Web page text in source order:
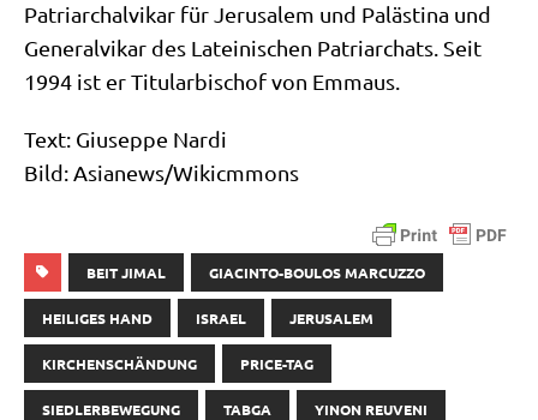
Patri­ar­chal­vi­kar für Jeru­sa­lem und Palä­sti­na und
Gene­ral­vi­kar des Latei­ni­schen Patri­ar­chats. Seit
1994 ist er Titu­lar­bi­schof von Emmaus.
Text: Giu­sep­pe Nardi
Bild: Asianews/​Wikicmmons
BEIT JIMAL GIACINTO-BOULOS MARCUZZO
HEILIGES HAND ISRAEL JERUSALEM
KIRCHENSCHÄNDUNG PRICE-TAG
SIEDLERBEWEGUNG TABGA YINON REUVENI